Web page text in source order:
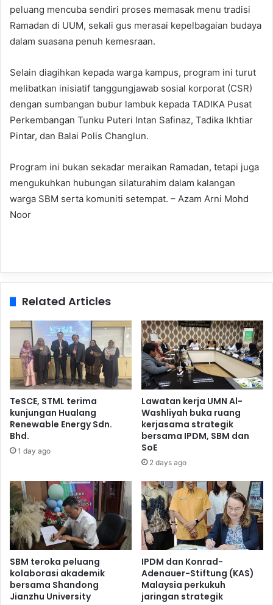
peluang mencuba sendiri proses memasak menu tradisi
Ramadan di UUM, sekali gus merasai kepelbagaian budaya
dalam suasana penuh kemesraan.
Selain diagihkan kepada warga kampus, program ini turut
melibatkan inisiatif tanggungjawab sosial korporat (CSR)
dengan sumbangan bubur lambuk kepada TADIKA Pusat
Perkembangan Tunku Puteri Intan Safinaz, Tadika Ikhtiar
Pintar, dan Balai Polis Changlun.
Program ini bukan sekadar meraikan Ramadan, tetapi juga
mengukuhkan hubungan silaturahim dalam kalangan
warga SBM serta komuniti setempat. – Azam Arni Mohd
Noor
Related Articles
TeSCE, STML terima
kunjungan Hualang
Renewable Energy Sdn.
Bhd.
1 day ago
Lawatan kerja UMN Al-
Washliyah buka ruang
kerjasama strategik
bersama IPDM, SBM dan
SoE
2 days ago
SBM teroka peluang
kolaborasi akademik
bersama Shandong
Jianzhu University
IPDM dan Konrad-
Adenauer-Stiftung (KAS)
Malaysia perkukuh
jaringan strategik